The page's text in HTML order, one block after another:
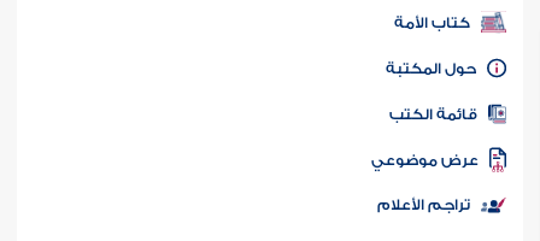
كتب PDF
كتاب الأمة
المكتبة
الكتب
موضوعي